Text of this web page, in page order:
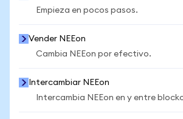
Empieza en pocos pasos.
Vender NEEon
Cambia NEEon por efectivo.
Intercambiar NEEon
Intercambia NEEon en y entre